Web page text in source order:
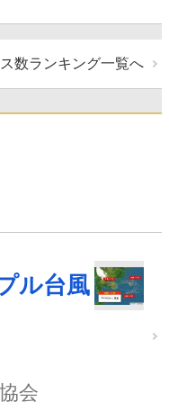
数ランキング一覧へ
ル台風
会